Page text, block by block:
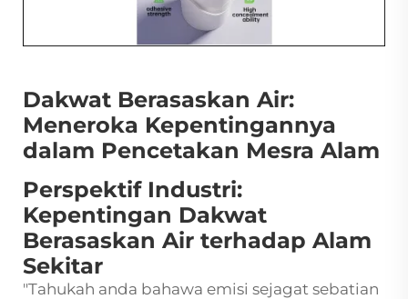
Dakwat Berasaskan Air:
Meneroka Kepentingannya
dalam Pencetakan Mesra Alam
Perspektif Industri:
Kepentingan Dakwat
Berasaskan Air terhadap Alam
Sekitar
"Tahukah anda bahawa emisi sejagat sebatian